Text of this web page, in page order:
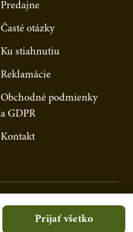
Predajne
Časté otázky
Ku stiahnutiu
Reklamácie
Obchodné podmienky
a GDPR
Kontakt
Prijať všetko